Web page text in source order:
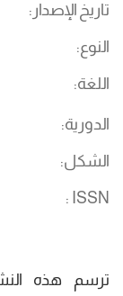
تاريخ الإصدار
النوع
اللغة
الدورية
الشكل
ISSN
ترسم هذه